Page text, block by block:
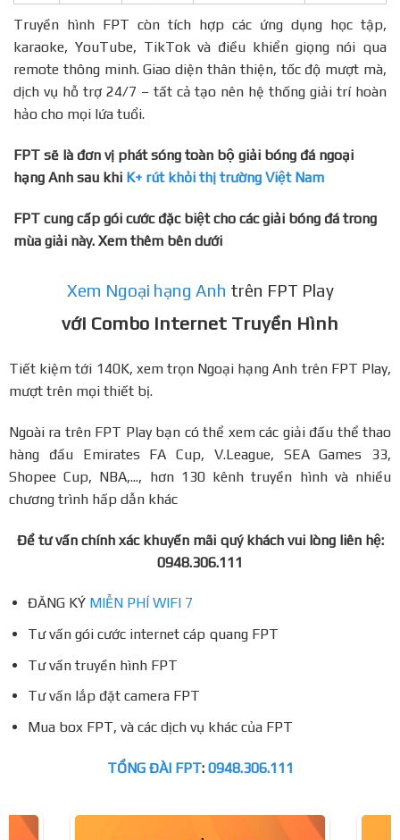
Truyền hình FPT còn tích hợp các ứng dụng học tập,
karaoke, YouTube, TikTok và điều khiển giọng nói qua
remote thông minh. Giao diện thân thiện, tốc độ mượt mà,
dịch vụ hỗ trợ 24/7 – tất cả tạo nên hệ thống giải trí hoàn
hảo cho mọi lứa tuổi.
FPT sẽ là đơn vị phát sóng toàn bộ giải bóng đá ngoại
hạng Anh sau khi K+ rút khỏi thị trường Việt Nam
FPT cung cấp gói cước đặc biệt cho các giải bóng đá trong
mùa giải này. Xem thêm bên dưới
Xem Ngoại hạng Anh trên FPT Play
với Combo Internet Truyền Hình
Tiết kiệm tới 140K, xem trọn Ngoại hạng Anh trên FPT Play,
mượt trên mọi thiết bị.
Ngoài ra trên FPT Play bạn có thể xem các giải đấu thể thao
hàng đầu Emirates FA Cup, V.League, SEA Games 33,
Shopee Cup, NBA,..., hơn 130 kênh truyền hình và nhiều
chương trình hấp dẫn khác
Để tư vấn chính xác khuyến mãi quý khách vui lòng liên hệ:
0948.306.111
ĐĂNG KÝ MIỄN PHÍ WIFI 7
Tư vấn gói cước internet cáp quang FPT
Tư vấn truyền hình FPT
Tư vấn lắp đặt camera FPT
Mua box FPT, và các dịch vụ khác của FPT
TỔNG ĐÀI FPT: 0948.306.111